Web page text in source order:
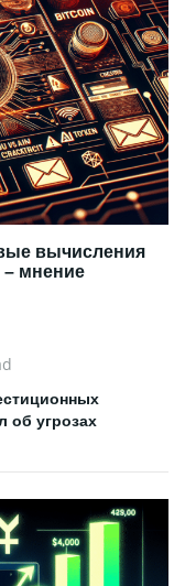
вычисления
мнение
об угрозах